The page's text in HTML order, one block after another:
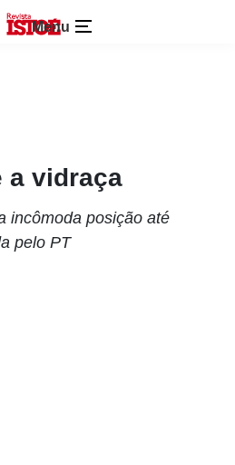
Menu
a vidraça
incômoda posição até
pelo PT